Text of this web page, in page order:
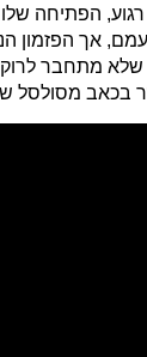
רגוע, הפתיחה
אך הפזמון
שלא מתחבר
בכאב מסולסל